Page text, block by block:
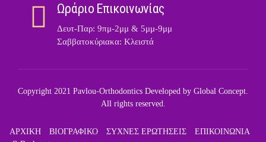
Ωράριο Επικοινωνίας
Δευτ-Παρ: 9πμ-2μμ & 5μμ-9μμ
Σαββατοκύριακα: Κλειστά
Copyright 2021 Pavlou-Orthodontics Developed by Global Concept
All rights reserved.
ΑΡΧΙΚΗ ΒΙΟΓΡΑΦΙΚΟ ΣΥΧΝΕΣ ΕΡΩΤΗΣΕΙΣ
ΕΠΙΚΟΙΝΩΝΙΑ